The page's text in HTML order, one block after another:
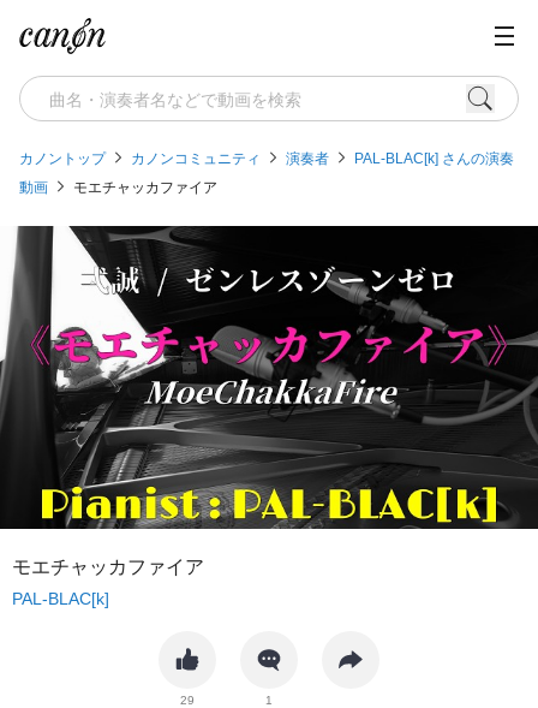
カノントップ カノンコミュニティ 演奏者
PAL-BLAC[k] さんの演奏
動画
モエチャッカファイア
モエチャッカファイア
PAL-BLAC[k]
29 1